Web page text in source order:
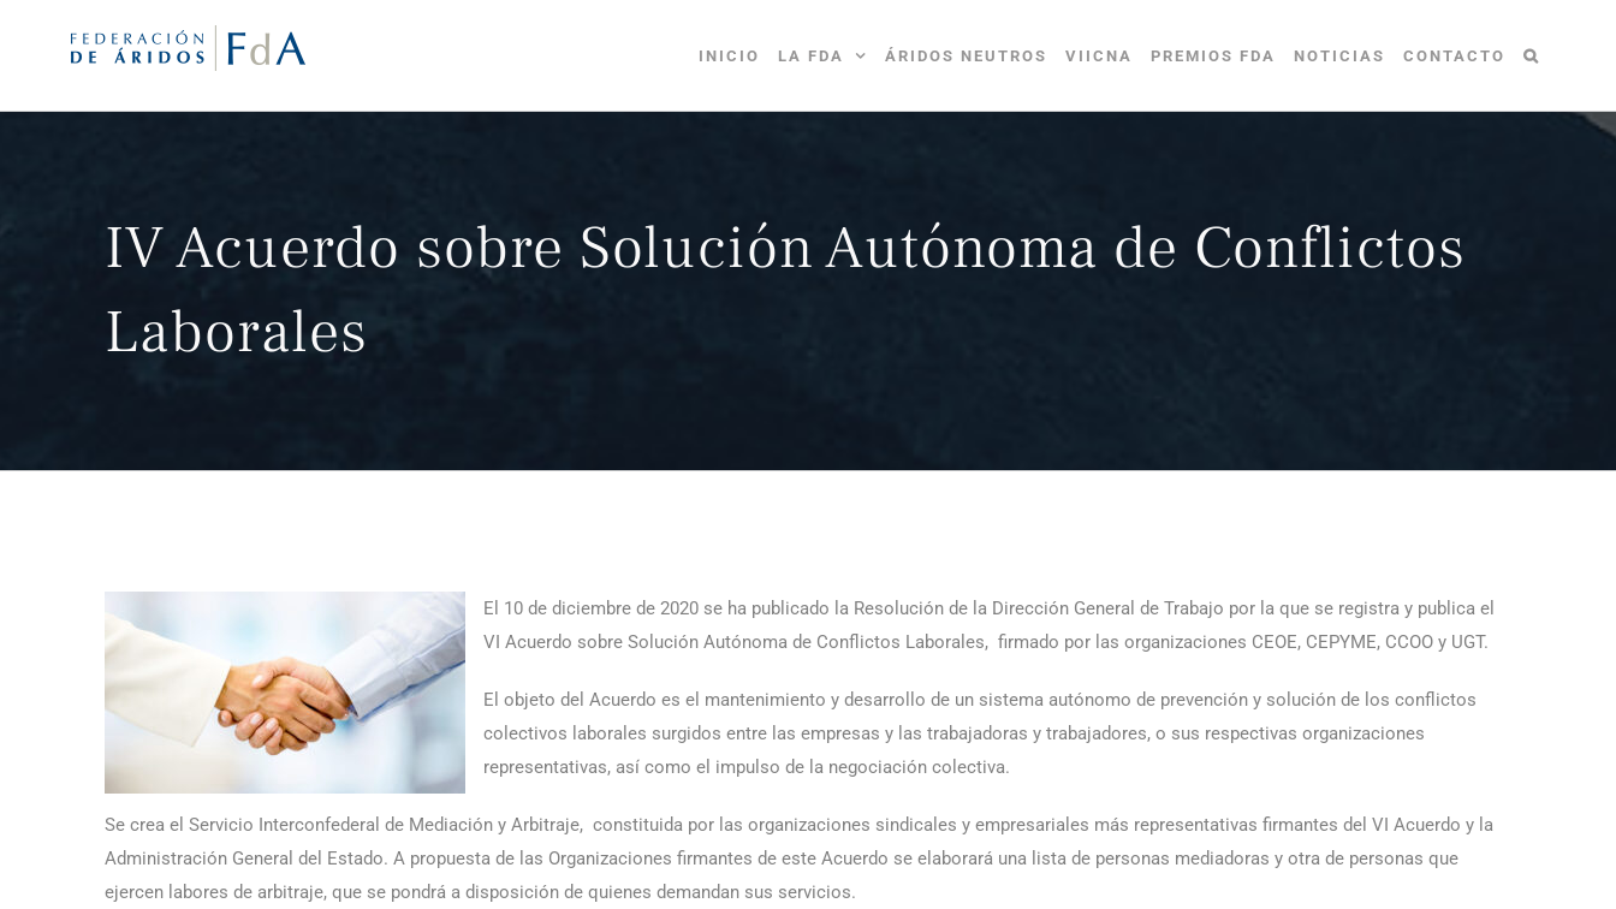
INICIO LA FDA ÁRIDOS NEUTROS VIICNA PREMIOS FDA NOTICIAS CONTACTO
IV Acuerdo sobre Solución Autónoma de Conflictos
Laborales
El 10 de diciembre de 2020 se ha publicado la Resolución de la Dirección General de Trabajo por la que se registra y publica el
VI Acuerdo sobre Solución Autónoma de Conflictos Laborales, firmado por las organizaciones CEOE, CEPYME, CCOO y UGT.
El objeto del Acuerdo es el mantenimiento y desarrollo de un sistema autónomo de prevención y solución de los conflictos
colectivos laborales surgidos entre las empresas y las trabajadoras y trabajadores, o sus respectivas organizaciones
representativas, así como el impulso de la negociación colectiva.
Se crea el Servicio Interconfederal de Mediación y Arbitraje, constituida por las organizaciones sindicales y empresariales más representativas firmantes del VI Acuerdo y la
Administración General del Estado. A propuesta de las Organizaciones firmantes de este Acuerdo se elaborará una lista de personas mediadoras y otra de personas que
ejercen labores de arbitraje, que se pondrá a disposición de quienes demandan sus servicios.